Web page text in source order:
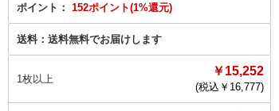
ポイント： 152ポイント(1%還元)
送料： 送料無料でお届けします
1枚以上
￥15,252
(税込￥ 16,777)